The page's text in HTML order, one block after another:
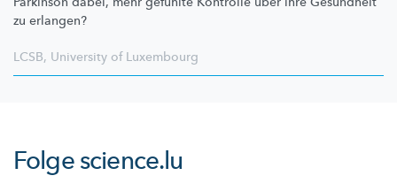
zu erlangen?
LCSB, University of Luxembourg
Folgescience.lu